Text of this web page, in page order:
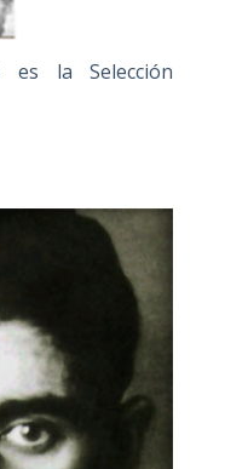
es la Selección